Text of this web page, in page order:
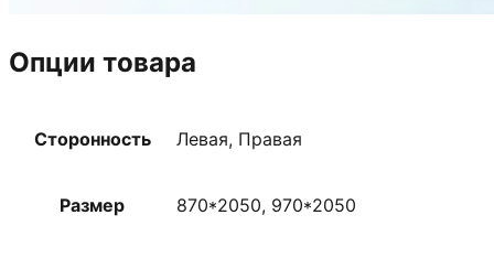
Опции товара
Сторонность Левая, Правая
Размер 870*2050, 970*2050